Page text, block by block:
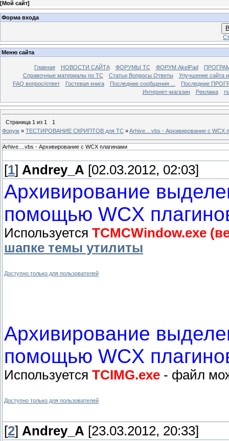
[Мой сайт]
Форма входа
Меню сайта
Главная НОВОСТИ САЙТА ФОРУМЫ TC ФОРУМ AkelPad
Справочные материалы по TС
Статьи Вопросы Ответы
Улучшение сайта
FAQ вопрос/ответ
Гостевая книга Последние сообщения ...
Последние
Интернет-магазин
Реклама
Страница 1 из 1
1
Форум » ТЕСТИРОВАНИЕ СКРИПТОВ для TC »Arhive....vbs - Архивирование с WCX
Arhive....vbs - Архивирование с WCX плагинами
[1] Andrey_A [02.03.2012, 02:03]
Архивирование
помощью WCX
Используется TCMCWindow.exe
шапке темы утилиты
Доступно только для пользователей
Архивирование
помощью WCX
Используется TCIMG.exe - файл
Доступно только для пользователей
[2] Andrey_A [23.03.2012, 20:33]